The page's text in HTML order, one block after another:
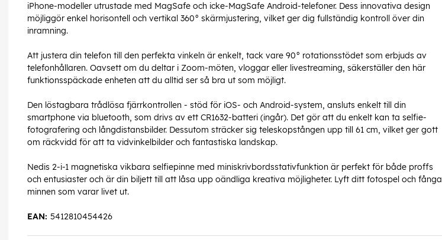
iPhone-modeller utrustade med MagSafe och icke-MagSafe Android-telefoner. Dess innovativa design
möjliggör enkel horisontell och vertikal 360° skärmjustering, vilket ger dig fullständig kontroll över din
inramning.
Att justera din telefon till den perfekta vinkeln är enkelt, tack vare 90° rotationsstödet som erbjuds av
telefonhållaren. Oavsett om du deltar i Zoom-möten, vloggar eller livestreaming, säkerställer den här
funktionsspäckade enheten att du alltid ser så bra ut som möjligt.
Den löstagbara trådlösa fjärrkontrollen - stöd för iOS- och Android-system, ansluts enkelt till din
smartphone via bluetooth, som drivs av ett CR1632-batteri (ingår). Det gör att du enkelt kan ta selfie-
fotografering och långdistansbilder. Dessutom sträcker sig teleskopstången upp till 61 cm, vilket ger gott
om räckvidd för att ta vidvinkelbilder och fantastiska landskap.
Nedis 2-i-1 magnetiska vikbara selfiepinne med miniskrivbordsstativfunktion är perfekt för både proffs
och entusiaster och är din biljett till att låsa upp oändliga kreativa möjligheter. Lyft ditt fotospel och fånga
minnen som varar livet ut.
5412810454426
EAN: